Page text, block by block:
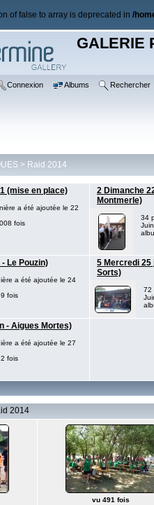
of false to array is deprecated in /
GALERIE
Connexion Albums Rechercher
> Raid 2014
(mise en place)
a été ajoutée le 22
fois
2 Dimanche
Montmerle)
34
Le Pouzin)
a été ajoutée le 24
fois
5 Mercredi 25
Sorts)
72
- Aigues Mortes)
a été ajoutée le 27
fois
2014
vu 491 fois